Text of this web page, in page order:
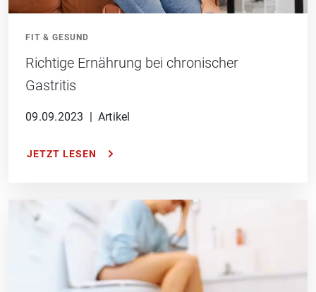
FIT & GESUND
Richtige Ernährung bei chronischer
Gastritis
09.09.2023 | Artikel
JETZT LESEN